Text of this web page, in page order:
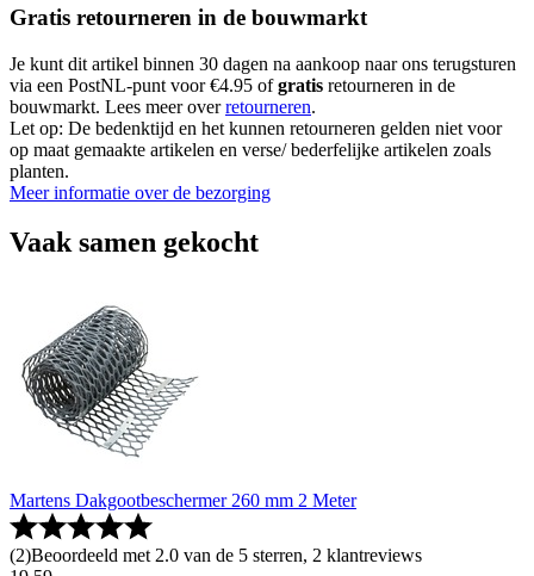
Gratis retourneren in de bouwmarkt
Je kunt dit artikel binnen 30 dagen na aankoop naar ons terugsturen
via een PostNL-punt voor €4.95 ofgratis retourneren in de
bouwmarkt. Lees meer overretourneren.
Let op: De bedenktijd en het kunnen retourneren gelden niet voor
op maat gemaakte artikelen en verse/ bederfelijke artikelen zoals
planten.
Meer informatie over de bezorging
Vaak samen gekocht
Martens Dakgootbeschermer 260 mm 2 Meter
(2)Beoordeeld met 2.0 van de 5 sterren, 2 klantreviews